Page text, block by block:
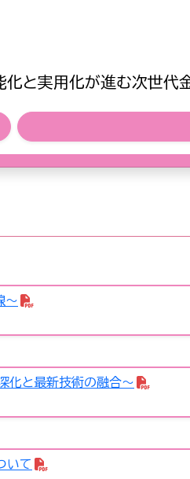
と実用化が進む次世代
～
化と最新技術の融合～
いて